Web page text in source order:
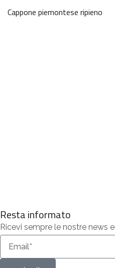
Cappone piemontese ripieno
Resta informato
Ricevi sempre le nostre news